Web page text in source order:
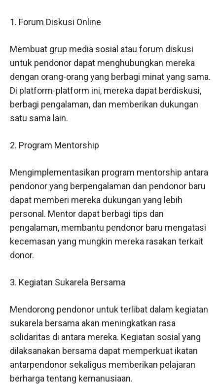
1. Forum Diskusi Online
Membuat grup media sosial atau forum diskusi
untuk pendonor dapat menghubungkan mereka
dengan orang-orang yang berbagi minat yang sama.
Di platform-platform ini, mereka dapat berdiskusi,
berbagi pengalaman, dan memberikan dukungan
satu sama lain.
2. Program Mentorship
Mengimplementasikan program mentorship antara
pendonor yang berpengalaman dan pendonor baru
dapat memberi mereka dukungan yang lebih
personal. Mentor dapat berbagi tips dan
pengalaman, membantu pendonor baru mengatasi
kecemasan yang mungkin mereka rasakan terkait
donor.
3. Kegiatan Sukarela Bersama
Mendorong pendonor untuk terlibat dalam kegiatan
sukarela bersama akan meningkatkan rasa
solidaritas di antara mereka. Kegiatan sosial yang
dilaksanakan bersama dapat memperkuat ikatan
antarpendonor sekaligus memberikan pelajaran
berharga tentang kemanusiaan.